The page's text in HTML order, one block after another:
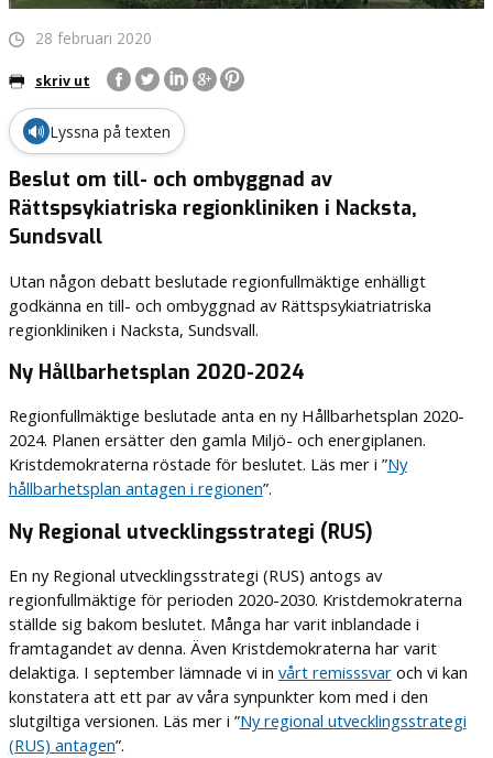
28 februari 2020
skriv ut
🔊 Lyssna på texten
Beslut om till- och ombyggnad av
Rättspsykiatriska regionkliniken i Nacksta,
Sundsvall
Utan någon debatt beslutade regionfullmäktige enhälligt
godkänna en till- och ombyggnad av Rättspsykiatriatriska
regionkliniken i Nacksta, Sundsvall.
Ny Hållbarhetsplan 2020-2024
Regionfullmäktige beslutade anta en ny Hållbarhetsplan 2020-
2024. Planen ersätter den gamla Miljö- och energiplanen.
Kristdemokraterna röstade för beslutet. Läs mer i ”Ny
hållbarhetsplan antagen i regionen”.
Ny Regional utvecklingsstrategi (RUS)
En ny Regional utvecklingsstrategi (RUS) antogs av
regionfullmäktige för perioden 2020-2030. Kristdemokraterna
ställde sig bakom beslutet. Många har varit inblandade i
framtagandet av denna. Även Kristdemokraterna har varit
delaktiga. I september lämnade vi in vårt remisssvaroch vi kan
konstatera att ett par av våra synpunkter kom med i den
slutgiltiga versionen. Läs mer i ”Ny regional utvecklingsstrategi
(RUS) antagen”.